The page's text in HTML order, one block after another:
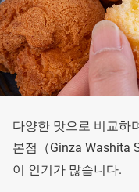
다양한 맛으로 비교하
본점（Ginza Washita
이 인기가 많습니다.